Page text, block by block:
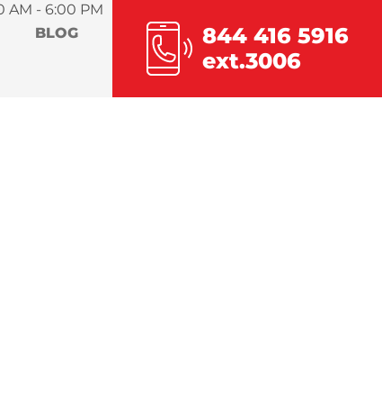
844 416 5916
ext.3006
AM - 6:00 PM
BLOG